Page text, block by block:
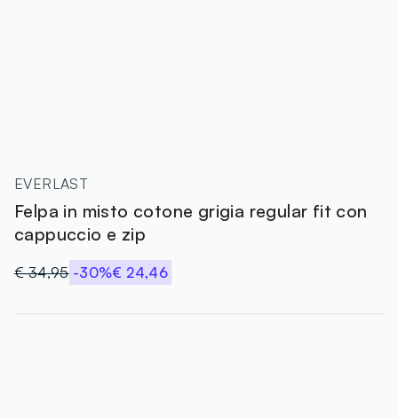
EVERLAST
Felpa in misto cotone grigia regular fit con
cappuccio e zip
€ 34,95 -30%€ 24,46